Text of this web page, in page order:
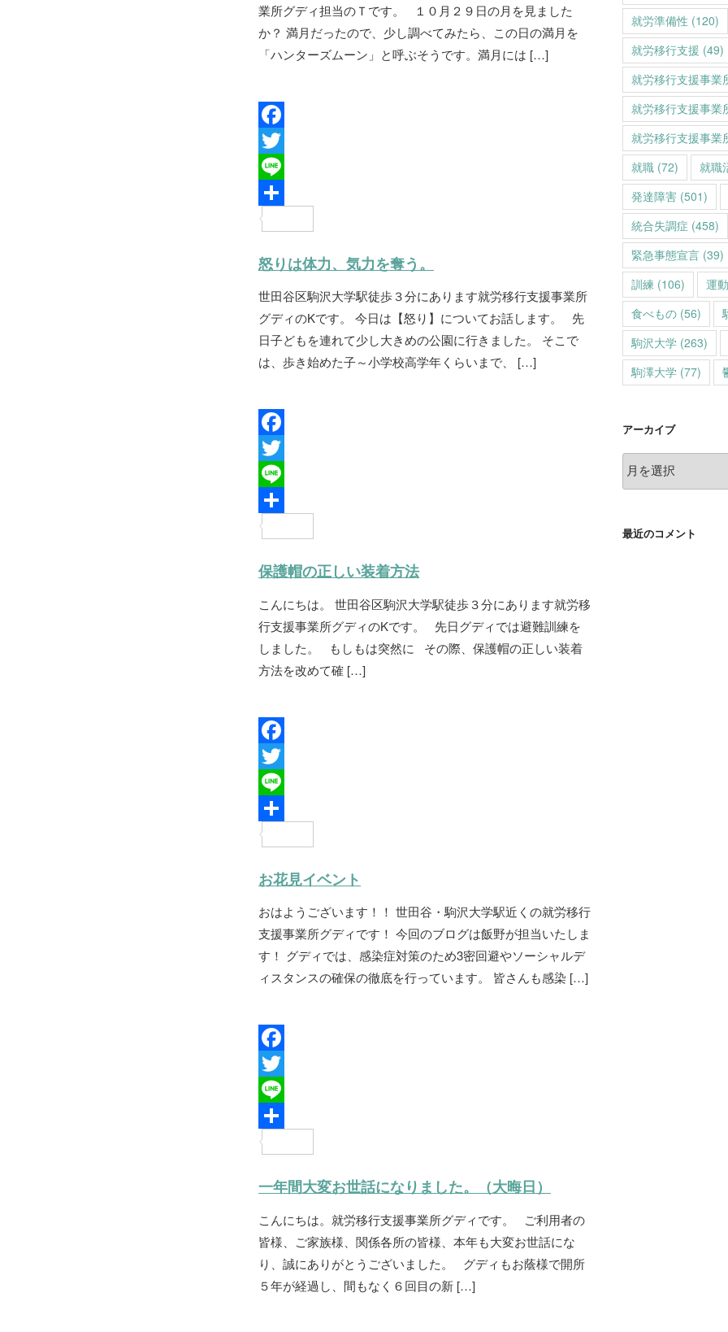
k
r
業所グディ担当のＴです。 １０月２９日の月を見ました
か？ 満月だったので、少し調べてみたら、この日の満月を
「ハンターズムーン」と呼ぶそうです。満月には […]
F
a
c
e
o
o
k
T
w
i
t
e
r
L
i
e
怒りは体力、気力を奪う。
世田谷区駒沢大学駅徒歩３分にあります就労移行支援事業所
グディのKです。 今日は【怒り】についてお話します。 先
日子どもを連れて少し大きめの公園に行きました。 そこで
は、歩き始めた子～小学校高学年くらいまで、 […]
F
a
c
e
o
o
k
T
w
i
t
e
r
L
i
e
保護帽の正しい装着方法
こんにちは。 世田谷区駒沢大学駅徒歩３分にあります就労移
行支援事業所グディのKです。 先日グディでは避難訓練を
しました。 もしもは突然に その際、保護帽の正しい装着
方法を改めて確 […]
F
a
c
e
o
o
k
T
w
i
t
e
r
L
i
e
お花見イベント
おはようございます！！ 世田谷・駒沢大学駅近くの就労移行
支援事業所グディです！ 今回のブログは飯野が担当いたしま
す！ グディでは、感染症対策のため3密回避やソーシャルデ
ィスタンスの確保の徹底を行っています。 皆さんも感染 […]
F
a
c
e
o
o
k
T
w
i
t
e
r
L
i
e
一年間大変お世話になりました。（大晦日）
こんにちは。就労移行支援事業所グディです。 ご利用者の
皆様、ご家族様、関係各所の皆様、本年も大変お世話にな
り、誠にありがとうございました。 グディもお蔭様で開所
５年が経過し、間もなく６回目の新 […]
就労準備性 (120)
就労移行支援 (49)
就労移行支援事業
就労移行支援事
就労移行支援事業
就職 (72) 就職
発達障害 (501)
統合失調症 (458)
緊急事態宣言 (39)
訓練 (106) 運動
食べもの (56)
駒沢大学 (263)
駒澤大学 (77)
アーカイブ
ア
ー
イ
最近のコメント